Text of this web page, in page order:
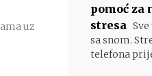
pomoć
stresa
sa snom.
telefona